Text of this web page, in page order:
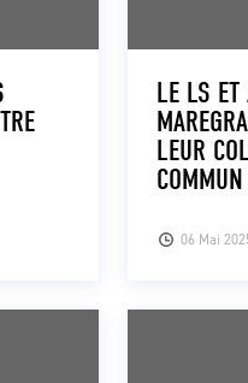
06 Mai
LE LS ET
LEUR